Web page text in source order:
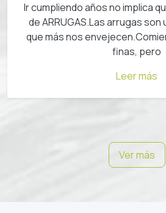
Ir cumpliendo años no implica
de ARRUGAS⁠.Las arrugas son
que más nos
finas, pero
Leer más
Ver más